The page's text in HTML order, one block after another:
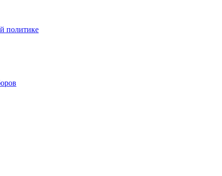
политике